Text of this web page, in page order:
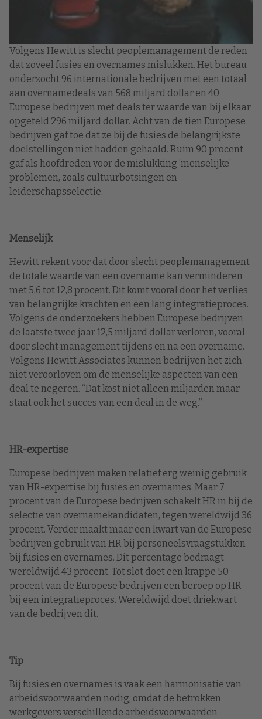
Volgens Hewitt is slecht peoplemanagement de reden
dat zoveel fusies en overnames mislukken. Het bureau
onderzocht 96 internationale bedrijven met een totaal
aan overnamedeals van 568 miljard dollar en 40
Europese bedrijven met deals ter waarde van bij elkaar
opgeteld 296 miljard dollar. Acht van de tien Europese
bedrijven gaf toe dat ze bij de fusies de belangrijkste
doelstellingen niet hadden gehaald. Ruim 90 procent
gaf als hoofdreden voor de mislukking ‘menselijke’
problemen, zoals cultuurbotsingen en
leiderschapsselectie.
Menselijk
Hewitt rekent voor dat door slecht peoplemanagement
de totale waarde van een overname kan verminderen
met 5,6 tot 12,8 procent. Dit komt vooral door het verlies
van belangrijke krachten en een lang integratieproces.
Volgens de onderzoekers hebben Europese bedrijven
de laatste twee jaar 12,5 miljard dollar verloren, vooral
door slecht management tijdens en na een overname.
Volgens Hewitt Associates kunnen bedrijven het zich
niet veroorloven om de menselijke aspecten van een
deal te negeren. “Dat kost niet alleen miljarden maar
staat ook het succes van een deal in de weg.”
HR-expertise
Europese bedrijven maken relatief erg weinig gebruik
van HR-expertise bij fusies en overnames. Maar 7
procent van de Europese bedrijven schakelt HR in bij de
selectie van overnamekandidaten, tegen wereldwijd 36
procent. Verder maakt maar een kwart van de Europese
bedrijven gebruik van HR bij personeelsvraagstukken
bij fusies en overnames. Dit percentage bedraagt
wereldwijd 43 procent. Tot slot doet een krappe 50
procent van de Europese bedrijven een beroep op HR
bij een integratieproces. Wereldwijd doet driekwart
van de bedrijven dit.
Tip
Bij fusies en overnames is vaak een harmonisatie van
arbeidsvoorwaarden nodig, omdat de betrokken
werkgevers verschillende arbeidsvoorwaarden